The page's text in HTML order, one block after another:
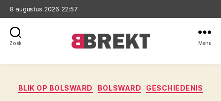
8 augustus 2026 22:57
Zoek Menu
Categorieën
BLIK OP BOLSWARD BOLSWARD GESCHIEDENIS